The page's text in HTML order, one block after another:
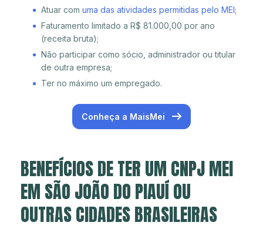
Atuar com uma das atividades permitidas pelo MEI;
Faturamento limitado a R$ 81.000,00 por ano
(receita bruta);
Não participar como sócio, administrador ou titular
de outra empresa;
Ter no máximo um empregado.
Conheça a MaisMei
BENEFÍCIOS DE TER UM CNPJ MEI
EM SÃO JOÃO DO PIAUÍ OU
OUTRAS CIDADES BRASILEIRAS